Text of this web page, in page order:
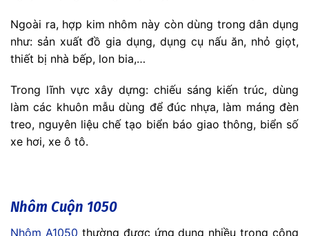
Ngoài ra, hợp kim nhôm này còn dùng trong dân dụng
như: sản xuất đồ gia dụng, dụng cụ nấu ăn, nhỏ giọt,
thiết bị nhà bếp, lon bia,…
Trong lĩnh vực xây dựng: chiếu sáng kiến trúc, dùng
làm các khuôn mẫu dùng để đúc nhựa, làm máng đèn
treo, nguyên liệu chế tạo biển báo giao thông, biển số
xe hơi, xe ô tô.
Nhôm Cuộn 1050
Nhôm A1050 thường được ứng dụng nhiều trong công